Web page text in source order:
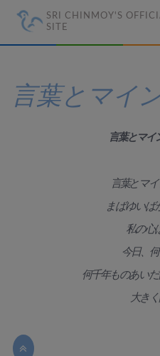
SRI CHINMOY'S
SITE
言葉とマイ
言葉とマイ
言葉とマ
まばゆいば
私の心
今日、
何千年ものあい
大きく
